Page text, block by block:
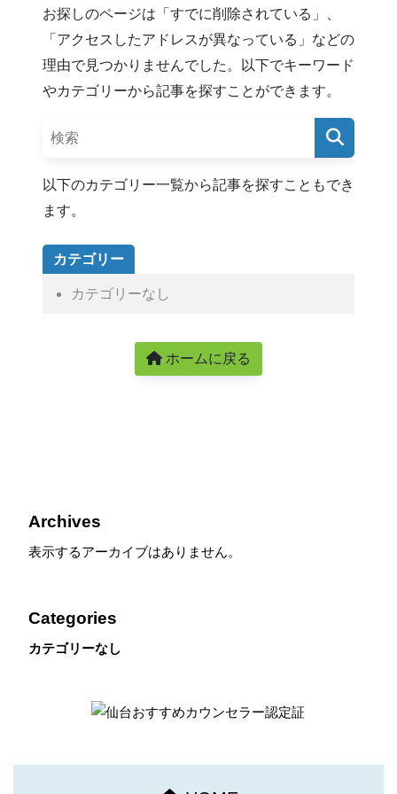
お探しのページは「すでに削除されている」、
「アクセスしたアドレスが異なっている」などの
理由で見つかりませんでした。以下でキーワード
やカテゴリーから記事を探すことができます。
以下のカテゴリー一覧から記事を探すこともでき
ます。
カテゴリー
カテゴリーなし
ホームに戻る
Archives
表示するアーカイブはありません。
Categories
カテゴリーなし